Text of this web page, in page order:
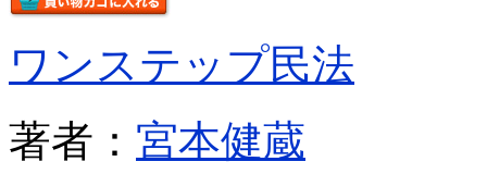
ワンステップ民法
著者： 宮本健蔵